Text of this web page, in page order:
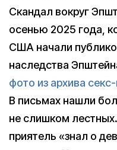
Скандал вокруг
осенью 2025 года,
США начали
наследства
фото из архива
В письмах нашли
не слишком
приятель «знал о